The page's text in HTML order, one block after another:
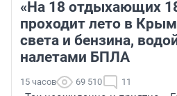
«На 18 отдыхающих
проходит лето в
света и бензина,
налетами БПЛА
15 часов 69 510 11